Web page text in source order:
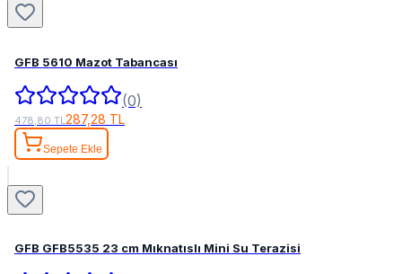
GFB 5610 Mazot Tabancası
(0)
478,80 TL287,28 TL
Sepete Ekle
GFB GFB5535 23 cm Mıknatıslı Mini Su Terazisi